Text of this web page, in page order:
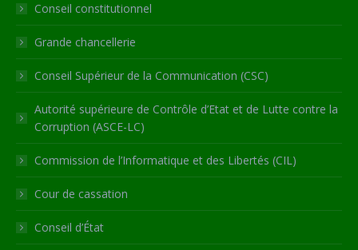
windowwindowwindowwindow
new
Conseil constitutionnel
Grande chancellerie
Conseil Supérieur de la Communication (CSC)
Autorité supérieure de Contrôle d’Etat et de Lutte contre la
Corruption (ASCE-LC)
Commission de l’Informatique et des Libertés (CIL)
Cour de cassation
Conseil d’État